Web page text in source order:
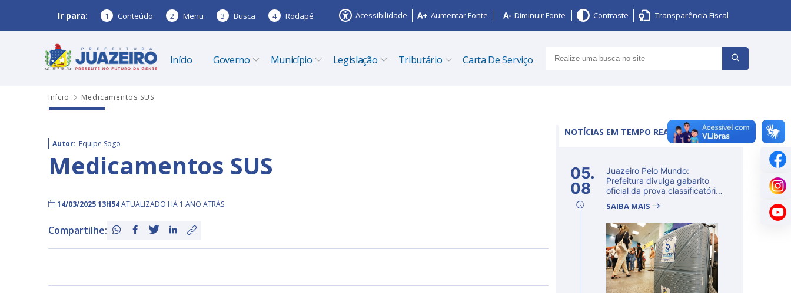
Ir para: 1 Conteúdo 2 Menu 3 Busca 4 Rodapé Acessibilidade Aumentar Fonte Diminuir Fonte Contraste Transparência Fiscal
Início Governo Município Legislação Tributário Carta De Serviço
Início Medicamentos SUS
Autor: Equipe Sogo
Medicamentos SUS
14/03/2025 13H54ATUALIZADO HÁ 1 ANO ATRÁS
Compartilhe:
NOTÍCIAS EM TEMPO REAL
05.
08
Juazeiro Pelo Mundo:
Prefeitura divulga gabarito
oficial da prova classificatória
SAIBA MAIS